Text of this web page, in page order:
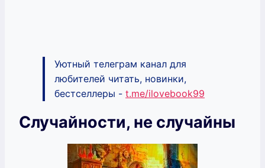
Уютный телеграм канал для
любителей читать, новинки,
бестселлеры - t.me/ilovebook99
Случайности, не случайны